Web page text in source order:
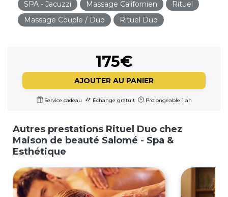
SPA - Jacuzzi Massage Californien
Rituel
Massage Couple / Duo
Rituel Duo
175€
AJOUTER AU PANIER
Service cadeau Échange gratuit Prolongeable 1 an
Autres prestations Rituel Duo chez
Maison de beauté Salomé - Spa &
Esthétique